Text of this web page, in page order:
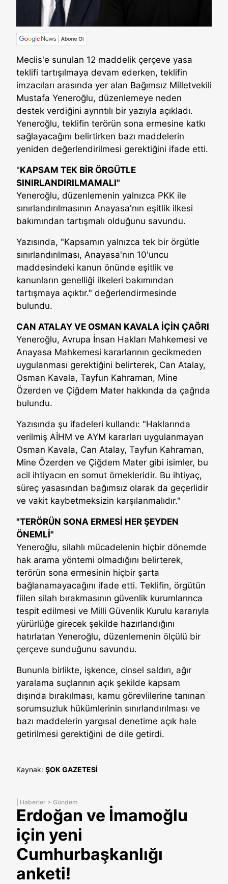
Meclis'e sunulan 12 maddelik çerçeve yasa
teklifi tartışılmaya devam ederken, teklifin
imzacıları arasında yer alan Bağımsız Milletvekili
Mustafa Yeneroğlu, düzenlemeye neden
destek verdiğini ayrıntılı bir yazıyla açıkladı.
Yeneroğlu, teklifin terörün sona ermesine katkı
sağlayacağını belirtirken bazı maddelerin
yeniden değerlendirilmesi gerektiğini ifade etti.
"KAPSAM TEK BİR ÖRGÜTLE
SINIRLANDIRILMAMALI"
Yeneroğlu, düzenlemenin yalnızca PKK ile
sınırlandırılmasının Anayasa'nın eşitlik ilkesi
bakımından tartışmalı olduğunu savundu.
Yazısında, "Kapsamın yalnızca tek bir örgütle
sınırlandırılması, Anayasa'nın 10'uncu
maddesindeki kanun önünde eşitlik ve
kanunların genelliği ilkeleri bakımından
tartışmaya açıktır." değerlendirmesinde
bulundu.
CAN ATALAY VE OSMAN KAVALA İÇİN ÇAĞRI
Yeneroğlu, Avrupa İnsan Hakları Mahkemesi ve
Anayasa Mahkemesi kararlarının gecikmeden
uygulanması gerektiğini belirterek, Can Atalay,
Osman Kavala, Tayfun Kahraman, Mine
Özerden ve Çiğdem Mater hakkında da çağrıda
bulundu.
Yazısında şu ifadeleri kullandı: "Haklarında
verilmiş AİHM ve AYM kararları uygulanmayan
Osman Kavala, Can Atalay, Tayfun Kahraman,
Mine Özerden ve Çiğdem Mater gibi isimler, bu
acil ihtiyacın en somut örnekleridir. Bu ihtiyaç,
süreç yasasından bağımsız olarak da geçerlidir
ve vakit kaybetmeksizin karşılanmalıdır."
"TERÖRÜN SONA ERMESİ HER ŞEYDEN
ÖNEMLİ"
Yeneroğlu, silahlı mücadelenin hiçbir dönemde
hak arama yöntemi olmadığını belirterek,
terörün sona ermesinin hiçbir şarta
bağlanamayacağını ifade etti. Teklifin, örgütün
fiilen silah bırakmasının güvenlik kurumlarınca
tespit edilmesi ve Milli Güvenlik Kurulu kararıyla
yürürlüğe girecek şekilde hazırlandığını
hatırlatan Yeneroğlu, düzenlemenin ölçülü bir
çerçeve sunduğunu savundu.
Bununla birlikte, işkence, cinsel saldırı, ağır
yaralama suçlarının açık şekilde kapsam
dışında bırakılması, kamu görevlilerine tanınan
sorumsuzluk hükümlerinin sınırlandırılması ve
bazı maddelerin yargısal denetime açık hale
getirilmesi gerektiğini de dile getirdi.
Kaynak: ŞOK GAZETESİ
Haberler > Gündem
Erdoğan ve İmamoğlu
için yeni
Cumhurbaşkanlığı
anketi!